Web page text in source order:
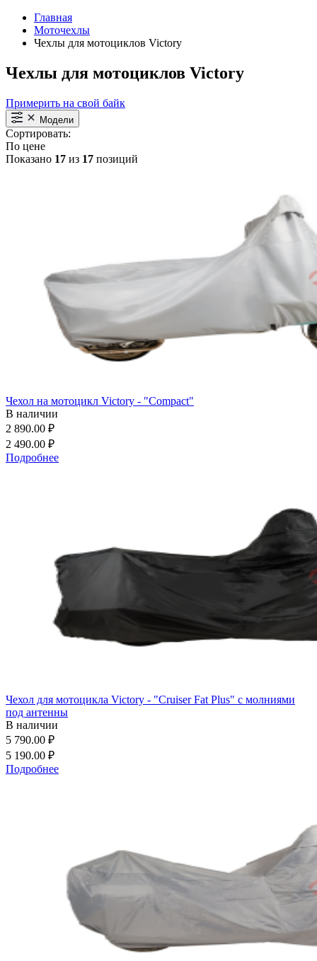
Главная
Моточехлы
Чехлы для мотоциклов Victory
Чехлы для мотоциклов Victory
Примерить на свой байк
Модели
Сортировать:
По цене
Показано 17 из 17 позиций
Чехол на мотоцикл Victory - "Compact"
В наличии
2 890.00 ₽
2 490.00 ₽
Подробнее
Чехол для мотоцикла Victory - "Cruiser Fat Plus" с молниями
под антенны
В наличии
5 790.00 ₽
5 190.00 ₽
Подробнее